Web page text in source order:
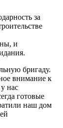
за
и
бригаду.
внимание к
нас
готовые
наш дом